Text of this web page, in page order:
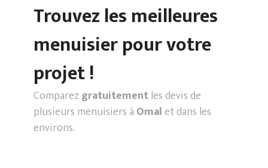
Trouvez les meilleures
menuisier pour votre
projet !
Comparez gratuitementles devis de
plusieurs menuisiers à Omalet dans les
environs.